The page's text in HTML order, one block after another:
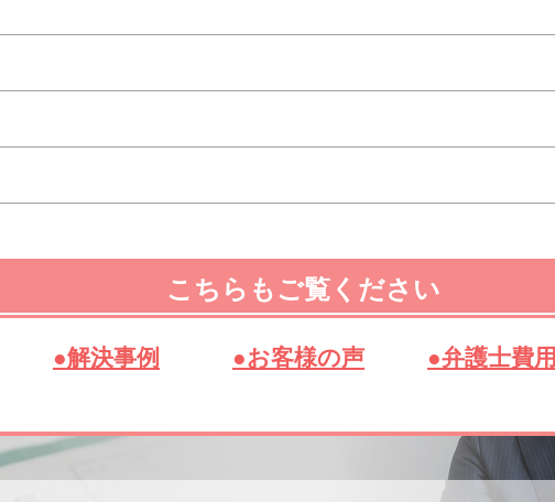
こちらもご覧ください
●解決事例 ●お客様の声 ●弁護士費用